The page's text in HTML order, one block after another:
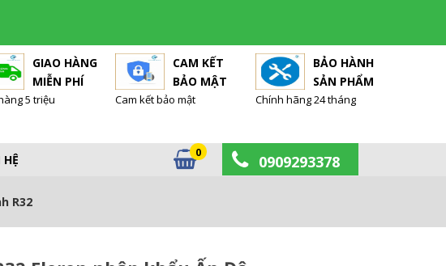
GIAO HÀNG
MIỄN PHÍ
5 triệu
CAM KẾT
BẢO MẬT
Cam kết bảo mật
BẢO HÀNH
SẢN PHẨM
Chính hãng 24 tháng
HỆ 0 0909293378
R32